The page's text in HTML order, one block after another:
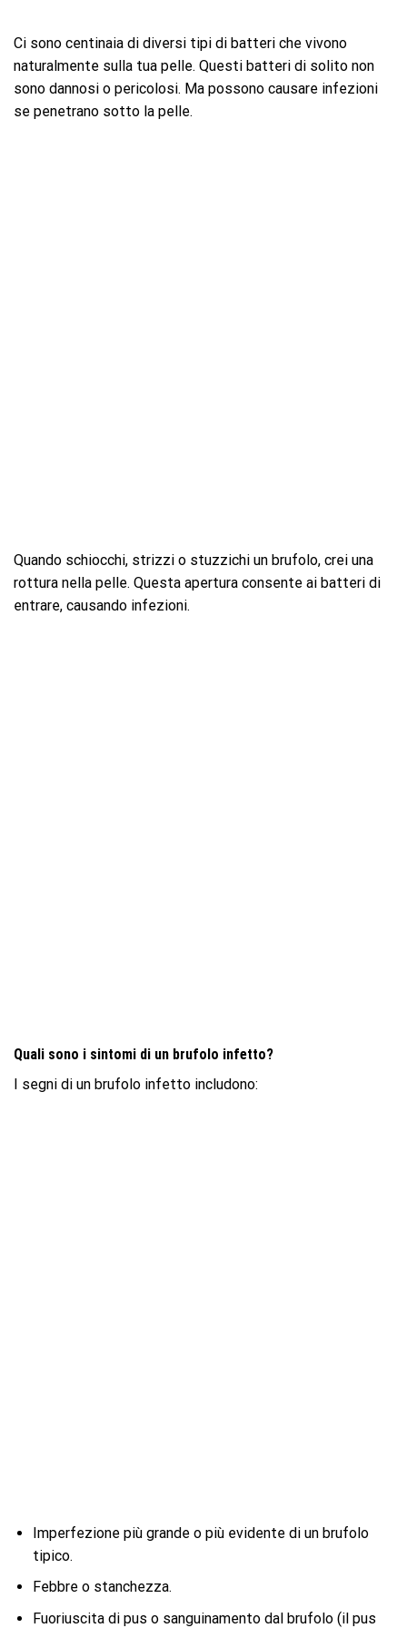
Ci sono centinaia di diversi tipi di batteri che vivono
naturalmente sulla tua pelle. Questi batteri di solito non
sono dannosi o pericolosi. Ma possono causare infezioni
se penetrano sotto la pelle.
Quando schiocchi, strizzi o stuzzichi un brufolo, crei una
rottura nella pelle. Questa apertura consente ai batteri di
entrare, causando infezioni.
Quali sono i sintomi di un brufolo infetto?
I segni di un brufolo infetto includono:
Imperfezione più grande o più evidente di un brufolo
tipico.
Febbre o stanchezza.
Fuoriuscita di pus o sanguinamento dal brufolo (il pus